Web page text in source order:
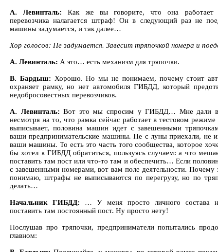
А. Левинталь:Как же вы говорите, что она работает
перевозчика налагается штраф! Он в следующий раз не
машины задумается, и так далее…
Хор голосов: Не задумается. Завесит тряпочкой номера и
А. Левинталь: А это… есть механизм для тряпочки.
В. Бардыш: Хорошо. Но мы не понимаем, почему стоит
охраняет рамку, но нет автомобиля ГИБДД, который
недобросовестных перевозчиков.
А. Левинталь: Вот это мы спросим у ГИБДД… Мне дали
несмотря на то, что рамка сейчас работает в тестовом
выписывает, половина машин идет с завешенными
ваши предпринимательские машины. Не с луны приехали, не
ваши машины. То есть это часть того сообщества, которое
бы хотел к ГИБДД обратиться, пользуясь случаем: а что
поставить там пост или что-то там и обеспечить… Если
с завешенными номерами, вот вам поле деятельности. Почему
понимаю, штрафы не выписываются по перегрузу, но по
делать…
Начальник ГИБДД: … У меня просто личного состава
поставить там постоянный пост. Ну просто нету!
Послушав про тряпочки, предприниматели попытались
главном: